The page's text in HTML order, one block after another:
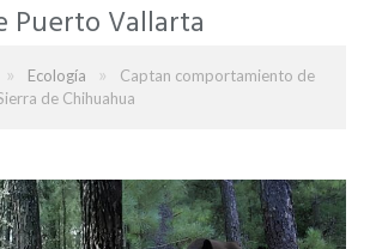
Puerto Vallarta
» Ecología »
Captan comportamiento de
de Chihuahua